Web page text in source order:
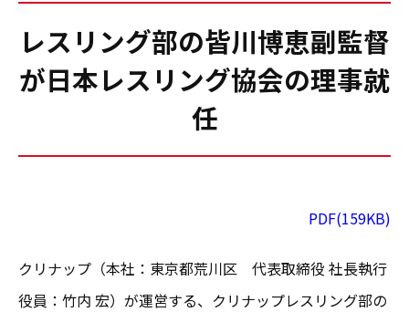
レスリング部の皆川博恵副監督
が日本レスリング協会の理事就
任
PDF(159KB)
クリナップ（本社：東京都荒川区 代表取締役 社長執行
役員：竹内 宏）が運営する、クリナップレスリング部の